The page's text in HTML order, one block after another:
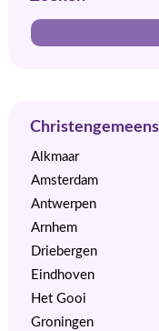
Alkmaar
Amsterdam
Antwerpen
Arnhem
Driebergen
Eindhoven
Het Gooi
Groningen